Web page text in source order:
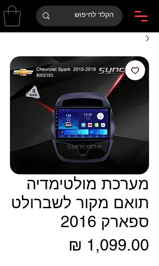
מערכת מולטימדיה
תואם מקור לשברולט
ספארק 2016